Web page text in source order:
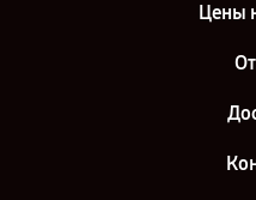
Цены